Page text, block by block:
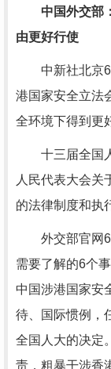
中国外交部
由更好行使
中新社北京6
港国家安全立法
全环境下得到更
十三届全国人
人民代表大会关
的法律制度和执
外交部官网6
需要了解的6个
中国涉港国家安
待、国际惯例，
全国人大的决定
责，粗暴干涉香